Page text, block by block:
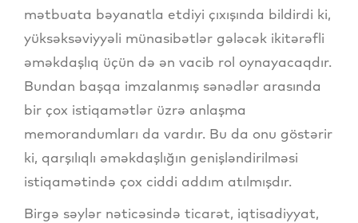
mətbuata bəyanatla etdiyi çıxışında bildirdi ki,
yüksəksəviyyəli münasibətlər gələcək ikitərəfli
əməkdaşlıq üçün də ən vacib rol oynayacaqdır.
Bundan başqa imzalanmış sənədlər arasında
bir çox istiqamətlər üzrə anlaşma
memorandumları da vardır. Bu da onu göstərir
ki, qarşılıqlı əməkdaşlığın genişləndirilməsi
istiqamətində çox ciddi addım atılmışdır.
Birgə səylər nəticəsində ticarət, iqtisadiyyat,